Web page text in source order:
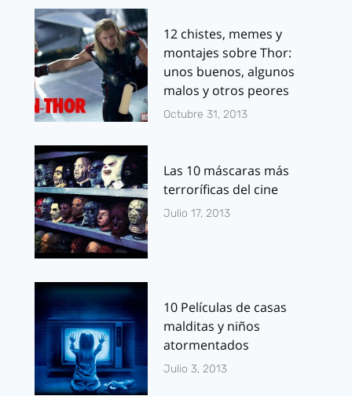
12 chistes, memes y
montajes sobre Thor:
unos buenos, algunos
malos y otros peores
Octubre 31, 2013
Las 10 máscaras más
terroríficas del cine
Julio 17, 2013
10 Películas de casas
malditas y niños
atormentados
Julio 3, 2013